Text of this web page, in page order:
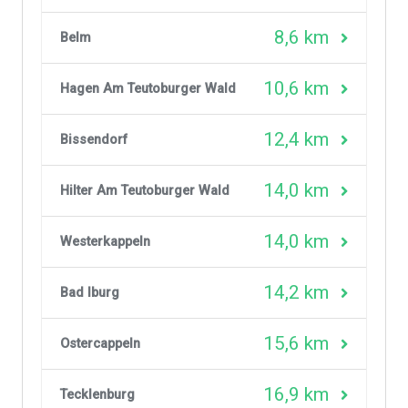
Belm 8,6 km
Hagen Am Teutoburger Wald 10,6 km
Bissendorf 12,4 km
Hilter Am Teutoburger Wald 14,0 km
Westerkappeln 14,0 km
Bad Iburg 14,2 km
Ostercappeln 15,6 km
Tecklenburg 16,9 km